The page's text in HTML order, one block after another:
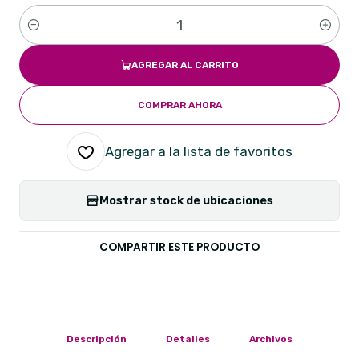
Cantidad
AGREGAR AL CARRITO
COMPRAR AHORA
Agregar a la lista de favoritos
Mostrar stock de ubicaciones
COMPARTIR ESTE PRODUCTO
Descripción Detalles Archivos